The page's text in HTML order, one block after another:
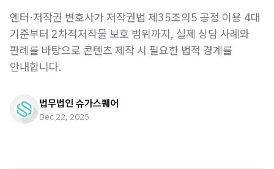
엔터·저작권 변호사가 저작권법 제35조의5 공정 이용 4대
기준부터 2차적저작물 보호 범위까지, 실제 상담 사례와
판례를 바탕으로 콘텐츠 제작 시 필요한 법적 경계를
안내합니다.
법무법인 슈가스퀘어
Dec 22, 2025